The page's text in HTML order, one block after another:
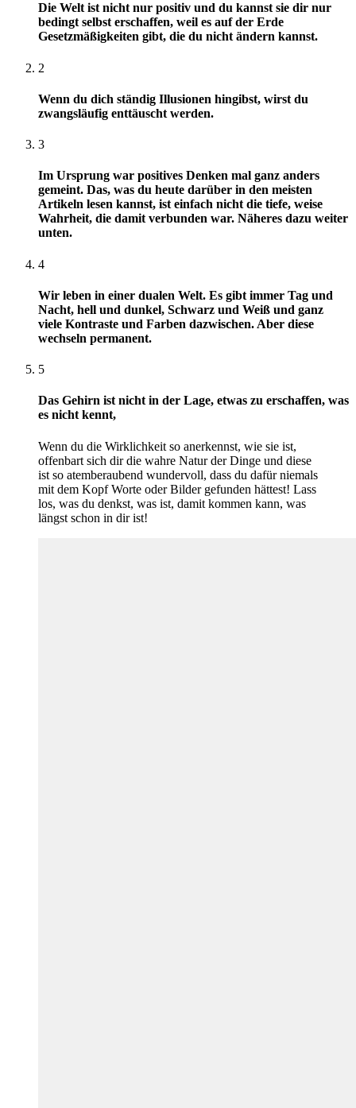
Die Welt ist nicht nur positiv und du kannst sie dir nur
bedingt selbst erschaffen, weil es auf der Erde
Gesetzmäßigkeiten gibt, die du nicht ändern kannst.
2
Wenn du dich ständig Illusionen hingibst, wirst du
zwangsläufig enttäuscht werden.
3
Im Ursprung war positives Denken mal ganz anders
gemeint. Das, was du heute darüber in den meisten
Artikeln lesen kannst, ist einfach nicht die tiefe, weise
Wahrheit, die damit verbunden war. Näheres dazu weiter
unten.
4
Wir leben in einer dualen Welt. Es gibt immer Tag und
Nacht, hell und dunkel, Schwarz und Weiß und ganz
viele Kontraste und Farben dazwischen. Aber diese
wechseln permanent.
5
Das Gehirn ist nicht in der Lage, etwas zu erschaffen, was
es nicht kennt,
Wenn du die Wirklichkeit so anerkennst, wie sie ist,
offenbart sich dir die wahre Natur der Dinge und diese
ist so atemberaubend wundervoll, dass du dafür niemals
mit dem Kopf Worte oder Bilder gefunden hättest! Lass
los, was du denkst, was ist, damit kommen kann, was
längst schon in dir ist!